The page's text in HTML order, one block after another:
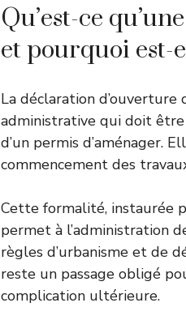
Qu’est-ce
et pourquoi est-
La déclaration d’ouverture
administrative qui doit être
d’un permis d’aménager.
commencement des
Cette formalité, instaurée
permet à l’administration
règles d’urbanisme et de
reste un passage obligé
complication ultérieure.